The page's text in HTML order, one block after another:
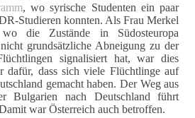
, wo syrische Studenten ein paar
Studieren konnten. Als Frau Merkel
die Zustände in Südosteuropa
grundsätzliche Abneigung zu der
signalisiert hat, war dies
dafür, dass sich viele Flüchtlinge auf
gemacht haben. Der Weg aus
Bulgarien nach Deutschland führt
war Österreich auch betroffen.